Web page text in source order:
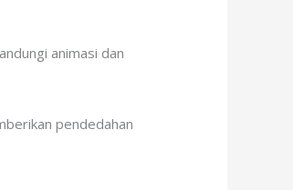
animasi dan
pendedahan